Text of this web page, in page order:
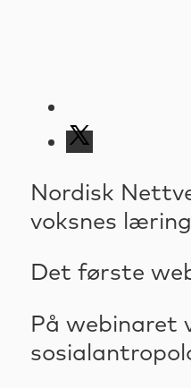
Nordisk
voksnes
Det første
På webinaret